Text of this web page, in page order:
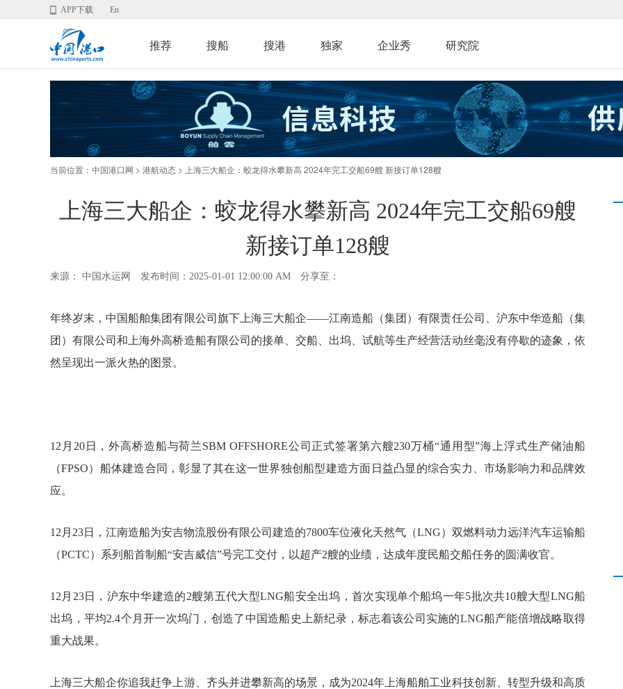
APP下载 En
推荐 搜船 搜港 独家 企业秀 研究院
当前位置： 中国港口网 > 港航动态 > 上海三大船企：蛟龙得水攀新高 2024年完工交船69艘 新接订单128艘
上海三大船企：蛟龙得水攀新高 2024年完工交船69艘
新接订单128艘
来源： 中国水运网 发布时间：2025-01-01 12:00:00 AM 分享至：
年终岁末，中国船舶集团有限公司旗下上海三大船企——江南造船（集团）有限责任公司、沪东中华造船（集
团）有限公司和上海外高桥造船有限公司的接单、交船、出坞、试航等生产经营活动丝毫没有停歇的迹象，依
然呈现出一派火热的图景。
12月20日，外高桥造船与荷兰SBM OFFSHORE公司正式签署第六艘230万桶“通用型”海上浮式生产储油船
（FPSO）船体建造合同，彰显了其在这一世界独创船型建造方面日益凸显的综合实力、市场影响力和品牌效
应。
12月23日，江南造船为安吉物流股份有限公司建造的7800车位液化天然气（LNG）双燃料动力远洋汽车运输船
（PCTC）系列船首制船“安吉威信”号完工交付，以超产2艘的业绩，达成年度民船交船任务的圆满收官。
12月23日，沪东中华建造的2艘第五代大型LNG船安全出坞，首次实现单个船坞一年5批次共10艘大型LNG船
出坞，平均2.4个月开一次坞门，创造了中国造船史上新纪录，标志着该公司实施的LNG船产能倍增战略取得
重大战果。
上海三大船企你追我赶争上游、齐头并进攀新高的场景，成为2024年上海船舶工业科技创新、转型升级和高质